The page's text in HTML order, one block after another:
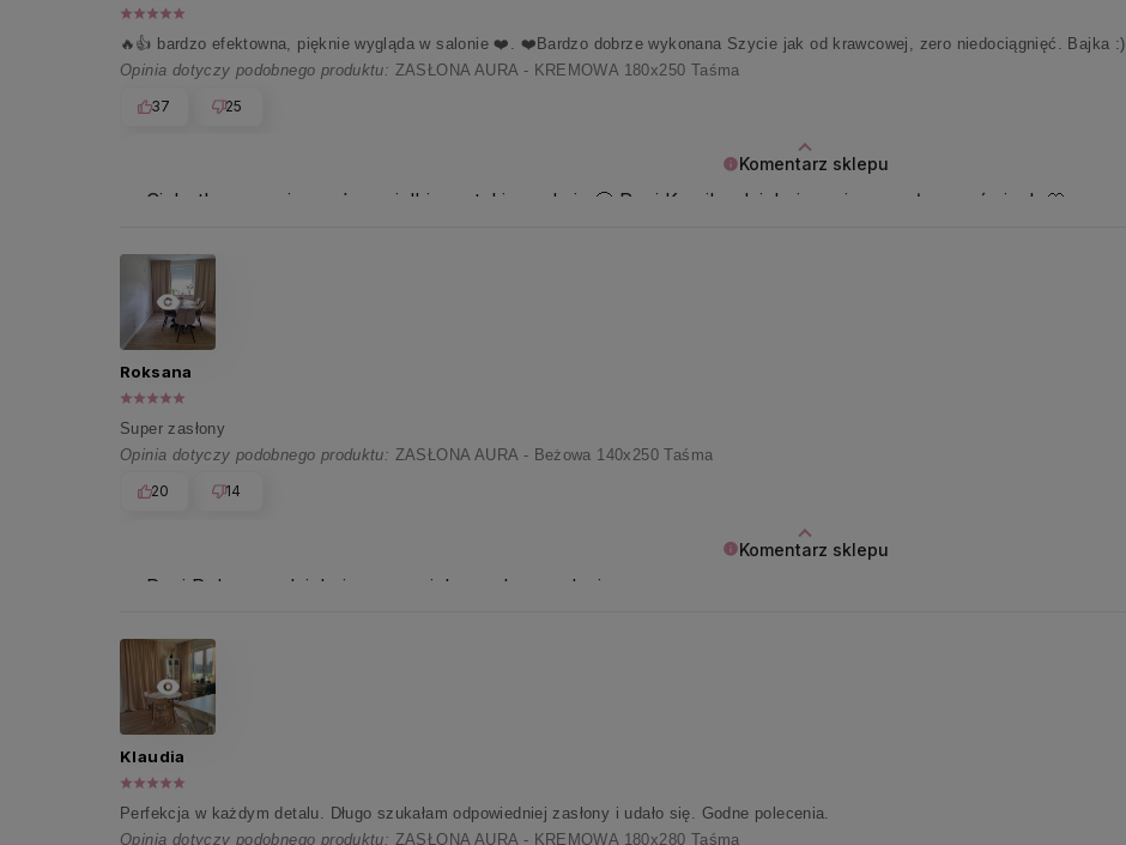
Komentarz sklepu
Cichutko szepniemy, że uwielbiamy takie reakcje 🤗 Pani Kamilo, dziękujemy i przesyłamy uśmiech 🤍
🔥👍️ bardzo efektowna, pięknie wygląda w salonie ❤️. ❤️Bardzo dobrze wykonana Szycie jak od krawcowej, zero niedociągnięć. Bajka :)
Opinia dotyczy podobnego produktu: ZASŁONA AURA - KREMOWA 180x250 Taśma
37 25
Komentarz sklepu
Pani Roksano, dziękujemy za piękną rekomendację ❤️
Roksana
Super zasłony
Opinia dotyczy podobnego produktu: ZASŁONA AURA - Beżowa 140x250 Taśma
20 14
Klaudia
Perfekcja w każdym detalu. Długo szukałam odpowiedniej zasłony i udało się. Godne polecenia.
Opinia dotyczy podobnego produktu: ZASŁONA AURA - KREMOWA 180x280 Taśma